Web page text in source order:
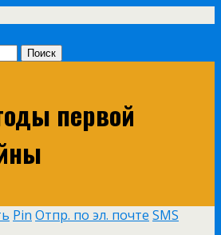
первой
Pin Отпр. по эл. почте SMS